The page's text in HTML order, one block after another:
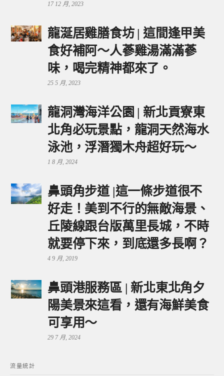
17 12 月, 2023
龍涎居雞膳食坊 | 這間逢甲美
食好補阿～人蔘雞湯滿滿蔘
味，喝完精神都來了。
25 5 月, 2023
龍洞灣海洋公園 | 新北貢寮東
北角必玩景點，龍洞天然海水
泳池，浮潛獨木舟超好玩～
1 8 月, 2024
鼻頭角步道 |這一條步道很不
好走！美到不行的無敵海景、
丘陵線跟台版萬里長城，不時
就要停下來，到底還多長啊？
4 9 月, 2019
鼻頭港服務區 | 新北東北角夕
陽美景來這看，還有海鮮美食
可享用～
29 7 月, 2024
流量統計